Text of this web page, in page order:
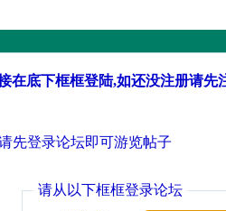
在底下框框登陆,如还没注册请先
先登录论坛即可游览帖子
请从以下框框登录论坛